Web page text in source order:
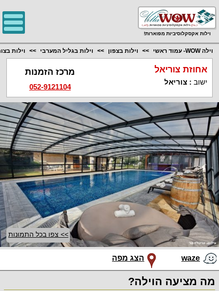
וילות אקסקלוסיביות מפוארות!
וילה WOW- עמוד ראשי וילות בצפון וילות בגליל המערבי וילות
אחוזת צוריאל
ישוב :צוריאל
מרכז הזמנות
052-9121104
>> צפו בכל התמונות
waze הצג מפה
מה מציעה הוילה?